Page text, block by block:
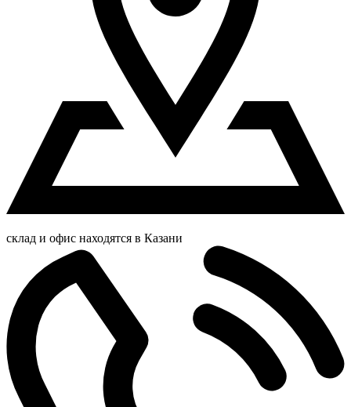
склад и офис находятся в Казани